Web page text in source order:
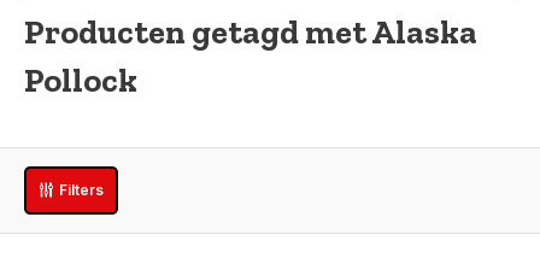
Producten getagd met Alaska
Pollock
Filters